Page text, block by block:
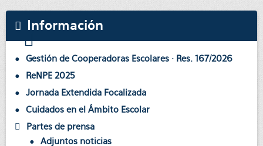
Información
Gestión de Cooperadoras Escolares · Res. 167/2026
ReNPE 2025
Jornada Extendida Focalizada
Cuidados en el Ámbito Escolar
Partes de prensa
Adjuntos noticias